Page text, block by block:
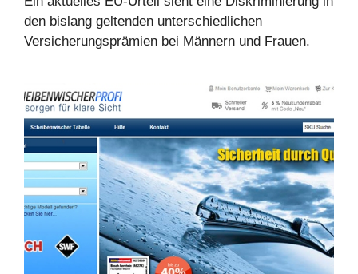
den bislang geltenden unterschiedlichen
Versicherungsprämien bei Männern und Frauen.